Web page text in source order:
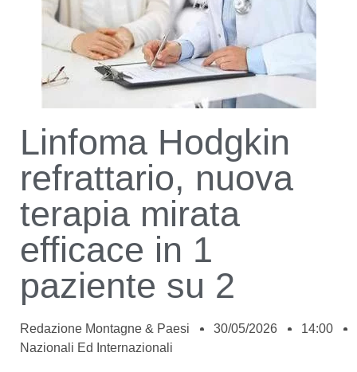
Linfoma Hodgkin
refrattario, nuova
terapia mirata
efficace in 1
paziente su 2
Redazione Montagne & Paesi 30/05/2026
14:00
Nazionali Ed Internazionali